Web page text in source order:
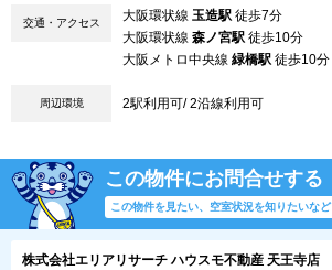
交通・アクセス 大阪環状線 玉造駅 徒歩7分
大阪環状線 森ノ宮駅 徒歩10分
大阪メトロ中央線 緑橋駅 徒歩10分
周辺環境 2駅利用可/ 2沿線利用可
この物件にお問合せする
この物件を見たい、空室状況を知りたいなど
株式会社エリアリサーチ ハウスモ不動産 天王寺店